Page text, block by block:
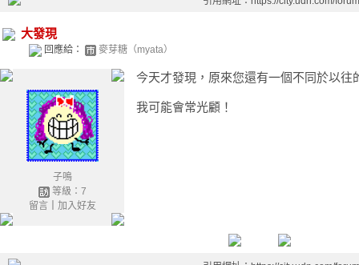
大發現
回應給： 麥芽糖（myata）
子鳴
等級：7
留言｜ 加入好友
今天才發現，原來您還有一個不同於以往
我可能會常光顧！